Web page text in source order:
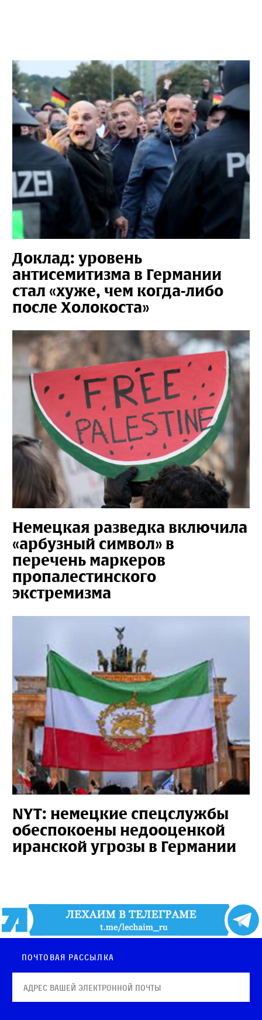
Доклад: уровень
антисемитизма в Германии
стал «хуже, чем когда-либо
после Холокоста»
Немецкая разведка включила
«арбузный символ» в
перечень маркеров
пропалестинского
экстремизма
NYT: немецкие спецслужбы
обеспокоены недооценкой
иранской угрозы в Германии
Почтовая рассылка